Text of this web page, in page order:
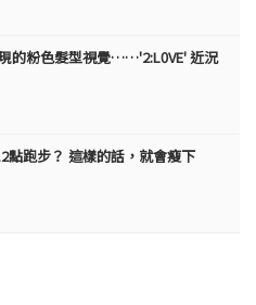
的粉色髮型視覺……'2:L0VE' 近況
點跑步？ 這樣的話，就會瘦下